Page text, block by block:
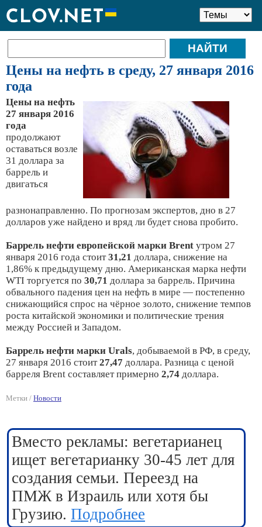
Цены на нефть в среду, 27 января 2016
года
Цены на нефть
27 января 2016
года
продолжают
оставаться возле
31 доллара за
баррель и
двигаться
разнонаправленно. По прогнозам экспертов, дно в 27
долларов уже найдено и вряд ли будет снова пробито.
Баррель нефти европейской марки Brent утром 27
января 2016 года стоит31,21 доллара, снижение на
1,86% к предыдущему дню. Американская марка нефти
WTI торгуется по 30,71 доллара за баррель. Причина
обвального падения цен на нефть в мире — постепенно
снижающийся спрос на чёрное золото, снижение темпов
роста китайской экономики и политические трения
между Россией и Западом.
Баррель нефти марки Urals, добываемой в РФ, в среду,
27 января 2016 стоит27,47 доллара. Разница с ценой
барреля Brent составляет примерно 2,74 доллара.
Метки / Новости
Вместо рекламы: вегетарианец
ищет вегетарианку 30-45 лет для
создания семьи. Переезд на
ПМЖ в Израиль или хотя бы
Грузию. Подробнее